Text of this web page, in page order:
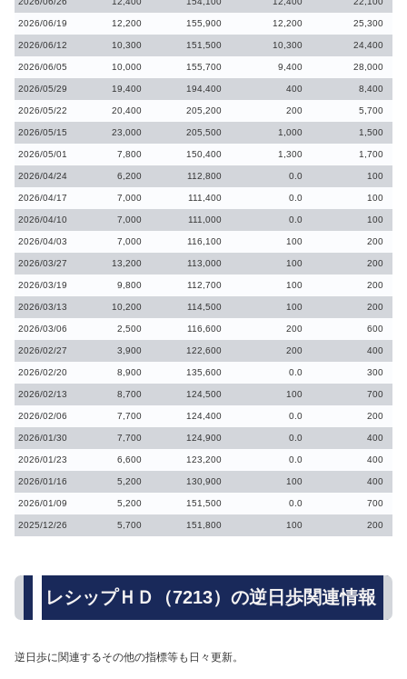
2026/06/19 12,200 155,900 12,200 25,300
2026/06/12 10,300 151,500 10,300 24,400
2026/06/05 10,000 155,700 9,400 28,000
2026/05/29 19,400 194,400 400 8,400
2026/05/22 20,400 205,200 200 5,700
2026/05/15 23,000 205,500 1,000 1,500
2026/05/01 7,800 150,400 1,300 1,700
2026/04/24 6,200 112,800 0.0 100
2026/04/17 7,000 111,400 0.0 100
2026/04/10 7,000 111,000 0.0 100
2026/04/03 7,000 116,100 100 200
2026/03/27 13,200 113,000 100 200
2026/03/19 9,800 112,700 100 200
2026/03/13 10,200 114,500 100 200
2026/03/06 2,500 116,600 200 600
2026/02/27 3,900 122,600 200 400
2026/02/20 8,900 135,600 0.0 300
2026/02/13 8,700 124,500 100 700
2026/02/06 7,700 124,400 0.0 200
2026/01/30 7,700 124,900 0.0 400
2026/01/23 6,600 123,200 0.0 400
2026/01/16 5,200 130,900 100 400
2026/01/09 5,200 151,500 0.0 700
2025/12/26 5,700 151,800 100 200
レシップＨＤ（7213）の逆日歩関連情報
逆日歩に関連するその他の指標等も日々更新。